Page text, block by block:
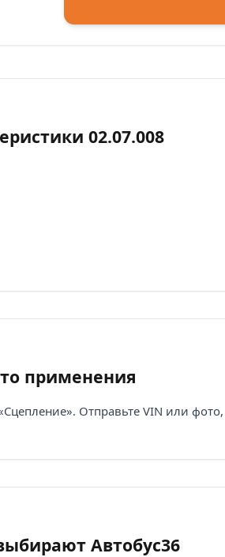
02.07.008
применения
Отправьте VIN или
Автобус36